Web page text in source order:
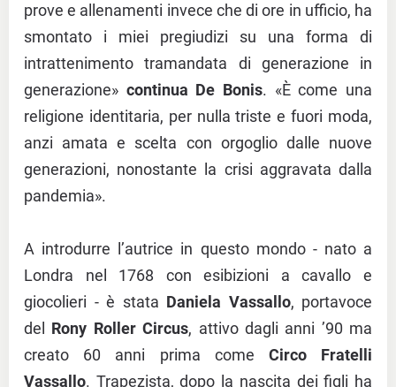
prove e allenamenti invece che di ore in ufficio, ha
smontato i miei pregiudizi su una forma di
intrattenimento tramandata di generazione in
generazione» continua De Bonis. «È come una
religione identitaria, per nulla triste e fuori moda,
anzi amata e scelta con orgoglio dalle nuove
generazioni, nonostante la crisi aggravata dalla
pandemia».
A introdurre l’autrice in questo mondo - nato a
Londra nel 1768 con esibizioni a cavallo e
giocolieri - è stata Daniela Vassallo, portavoce
del Rony Roller Circus, attivo dagli anni ’90 ma
creato 60 anni prima come Circo Fratelli
Vassallo. Trapezista, dopo la nascita dei figli ha